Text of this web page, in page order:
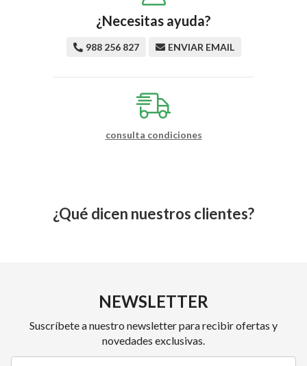
¿Necesitas ayuda?
988 256 827 ENVIAR EMAIL
consulta condiciones
¿Qué dicen nuestros clientes?
NEWSLETTER
Suscríbete a nuestro newsletter para recibir ofertas y
novedades exclusivas.